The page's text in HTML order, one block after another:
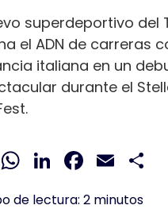
X WhatsApp
LinkedInEmail
de lectura: 2 minutos
superdeportivo del
el ADN de carreras
italiana en un
durante el